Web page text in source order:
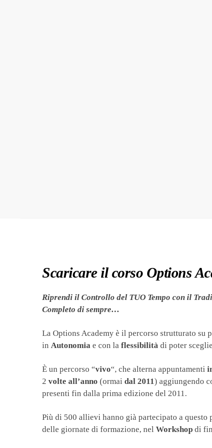
Scaricare il corso Options
Riprendi il Controllo del TUO Tempo con il
Completo di sempre…
La Options Academy è il percorso strutturato su
inAutonomia e con laflessibilità di poter
È un percorso “vivo“, che alterna appuntamenti
2volte all’anno (ormai dal 2011) aggiungendo
presenti fin dalla prima edizione del 2011.
Più di 500 allievi hanno già partecipato a
delle giornate di formazione, nelWorkshop di